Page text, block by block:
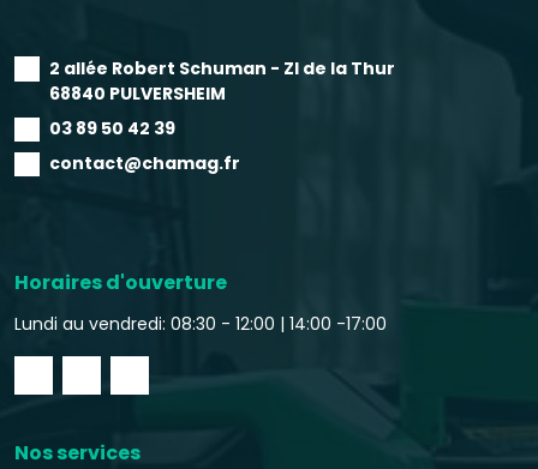
2 allée Robert Schuman - ZI de la Thur
68840 PULVERSHEIM
03 89 50 42 39
contact@chamag.fr
Horaires d'ouverture
Lundi au vendredi: 08:30 - 12:00 | 14:00 -17:00
Nos services